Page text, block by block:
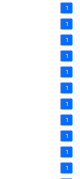
1
1
1
1
1
1
1
1
1
1
1